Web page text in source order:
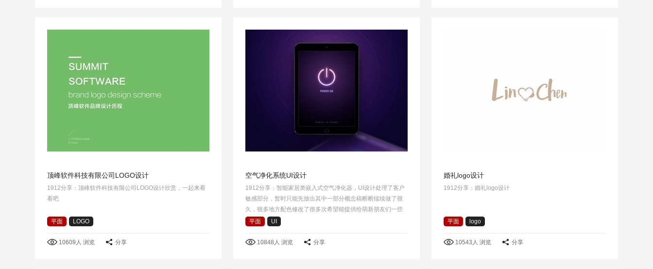
顶峰软件科技有限公司LOGO设计
1912分享：顶峰软件科技有限公司LOGO设计欣赏，一起来看
看吧
平面 LOGO
10609人 浏览 分享
空气净化系统UI设计
1912分享：智能家居类嵌入式空气净化器，UI设计处理了客户
敏感部分，暂时只能先放出其中一部分概念稿断断续续做了很
久，很多地方配色修改了很多次希望能提供给萌新朋友们一些
思路吧
平面 UI
10848人 浏览 分享
婚礼logo设计
1912分享：婚礼logo设计
平面 logo
10543人 浏览 分享